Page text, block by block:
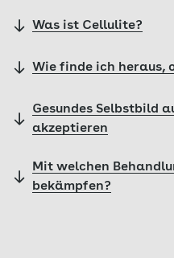
Was ist Cellulite?
Wie finde ich heraus,
Gesundes Selbstbild
akzeptieren
Mit welchen
bekämpfen?